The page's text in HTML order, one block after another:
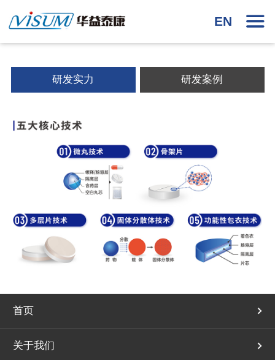
EN
研发实力 研发案例
首页
关于我们